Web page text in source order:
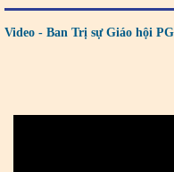
Video - Ban Trị sự Giáo hội